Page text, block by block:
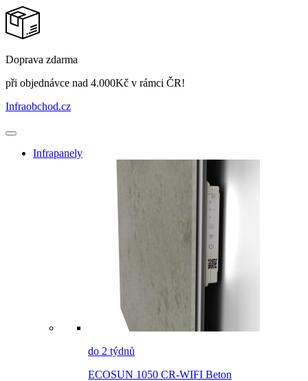
Doprava zdarma
při objednávce nad 4.000Kč v rámci ČR!
Infraobchod.cz
Infrapanely
do 2 týdnů
ECOSUN 1050 CR-WIFI Beton